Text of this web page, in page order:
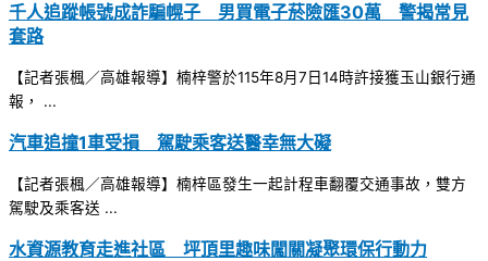
千人追蹤帳號成詐騙幌子 男買電子菸險匯30萬 警揭常見
套路
【記者張楓／高雄報導】楠梓警於115年8月7日14時許接獲玉山銀行通
報， ...
汽車追撞1車受損 駕駛乘客送醫幸無大礙
【記者張楓／高雄報導】楠梓區發生一起計程車翻覆交通事故，雙方
駕駛及乘客送 ...
水資源教育走進社區 坪頂里趣味闖關凝聚環保行動力